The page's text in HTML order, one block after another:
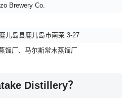
Brewery Co.
儿岛县鹿儿岛市南荣 3-27
馏厂、马尔斯常木蒸馏厂
Distillery？